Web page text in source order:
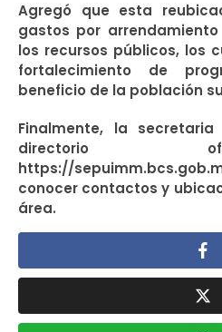
Agregó que esta
gastos por
los recursos públicos, los
fortalecimiento de
beneficio de la población
Finalmente, la
directorio
https://
conocer contactos y
área.